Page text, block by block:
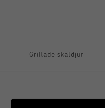
Grillade skaldjur